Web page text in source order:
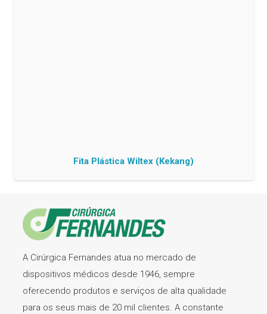
Fita Plástica Wiltex (Kekang)
A Cirúrgica Fernandes atua no mercado de
dispositivos médicos desde 1946, sempre
oferecendo produtos e serviços de alta qualidade
para os seus mais de 20 mil clientes. A constante